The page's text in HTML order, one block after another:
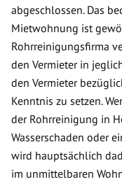
abgeschlossen. Das
Mietwohnung ist
Rohrreinigungsfirma
den Vermieter in
den Vermieter
Kenntnis zu setzen.
der Rohrreinigung in
Wasserschaden oder
wird hauptsächlich
im unmittelbaren